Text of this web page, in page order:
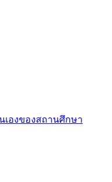
เองของสถานศึกษา